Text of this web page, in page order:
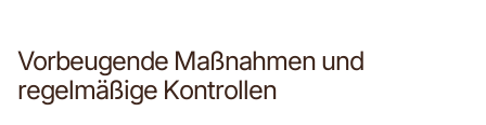
Vorbeugende Maßnahmen und
regelmäßige Kontrollen